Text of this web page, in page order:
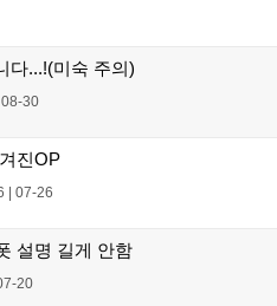
다...!(미숙 주의)
08-30
진OP
| 07-26
설명 길게 안함
20